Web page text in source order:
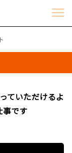
ていただけるよ
事です